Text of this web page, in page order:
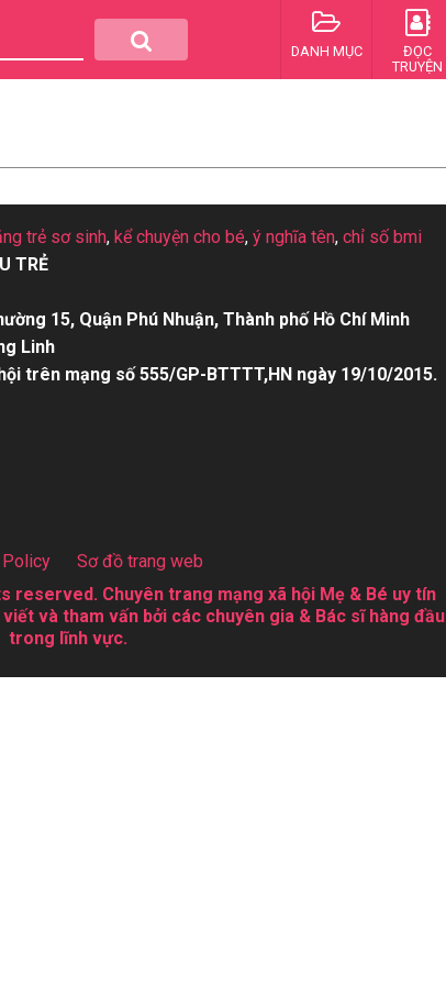
DANH MỤC
ĐỌC
TRUYỆN
trẻ sơ sinh, kể chuyện cho bé, ý nghĩa tên, chỉ số bmi
TRẺ
15, Quận Phú Nhuận, Thành phố Hồ Chí Minh
Linh
trên mạng số 555/GP-BTTTT,HN ngày 19/10/2015.
Sơ đồ trang web
reserved. Chuyên trang mạng xã hội Mẹ & Bé uy tín
và tham vấn bởi các chuyên gia & Bác sĩ hàng đầu
trong lĩnh vực.